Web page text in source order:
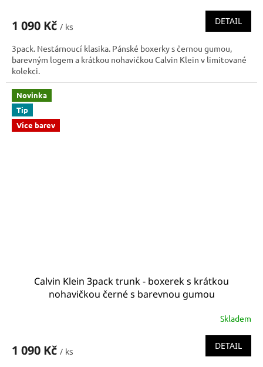
1 090 Kč / ks
DETAIL
3pack. Nestárnoucí klasika. Pánské boxerky s černou gumou,
barevným logem a krátkou nohavičkou Calvin Klein v limitované
kolekci.
Novinka
Tip
Více barev
Calvin Klein 3pack trunk - boxerek s krátkou
nohavičkou černé s barevnou gumou
Skladem
1 090 Kč / ks
DETAIL